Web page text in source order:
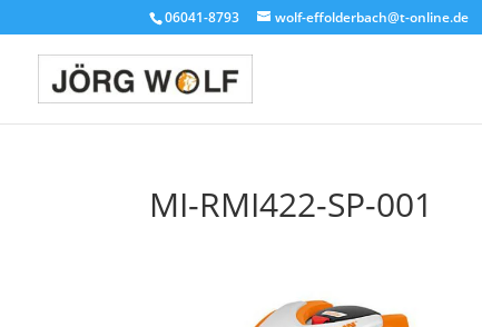
06041-8793 wolf-effolderbach@t-online.de
MI-RMI422-SP-001